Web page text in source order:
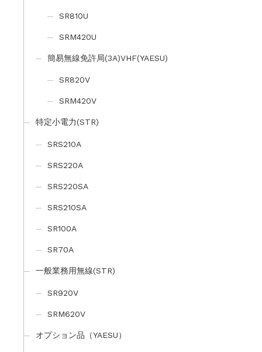
SR810U
SRM420U
簡易無線免許局(3A)VHF(YAESU)
SR820V
SRM420V
特定小電力(STR)
SRS210A
SRS220A
SRS220SA
SRS210SA
SR100A
SR70A
一般業務用無線(STR)
SR920V
SRM620V
オプション品（YAESU）